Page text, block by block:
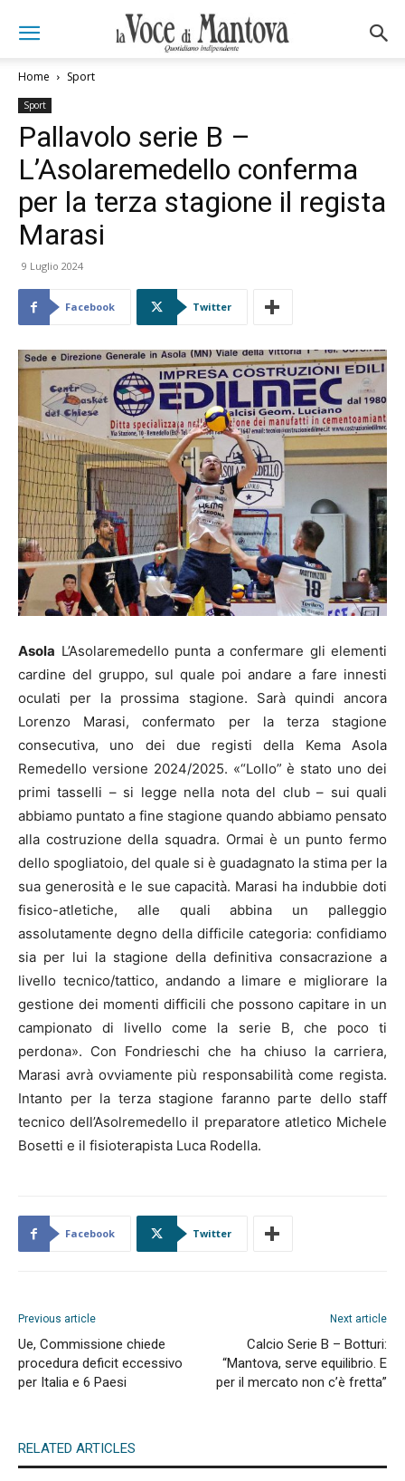
Home Sport
Sport
Pallavolo serie B –
L’Asolaremedello conferma
per la terza stagione il regista
Marasi
9 Luglio 2024
Facebook Twitter
Asola L’Asolaremedello punta a confermare gli elementi
cardine del gruppo, sul quale poi andare a fare innesti
oculati per la prossima stagione. Sarà quindi ancora
Lorenzo Marasi, confermato per la terza stagione
consecutiva, uno dei due registi della Kema Asola
Remedello versione 2024/2025. «“Lollo” è stato uno dei
primi tasselli – si legge nella nota del club – sui quali
abbiamo puntato a fine stagione quando abbiamo pensato
alla costruzione della squadra. Ormai è un punto fermo
dello spogliatoio, del quale si è guadagnato la stima per la
sua generosità e le sue capacità. Marasi ha indubbie doti
fisico-atletiche, alle quali abbina un palleggio
assolutamente degno della difficile categoria: confidiamo
sia per lui la stagione della definitiva consacrazione a
livello tecnico/tattico, andando a limare e migliorare la
gestione dei momenti difficili che possono capitare in un
campionato di livello come la serie B, che poco ti
perdona». Con Fondrieschi che ha chiuso la carriera,
Marasi avrà ovviamente più responsabilità come regista.
Intanto per la terza stagione faranno parte dello staff
tecnico dell’Asolremedello il preparatore atletico Michele
Bosetti e il fisioterapista Luca Rodella.
Facebook Twitter
Previous article
Ue, Commissione chiede
procedura deficit eccessivo
per Italia e 6 Paesi
Next article
Calcio Serie B – Botturi:
“Mantova, serve equilibrio. E
per il mercato non c’è fretta”
RELATED ARTICLES